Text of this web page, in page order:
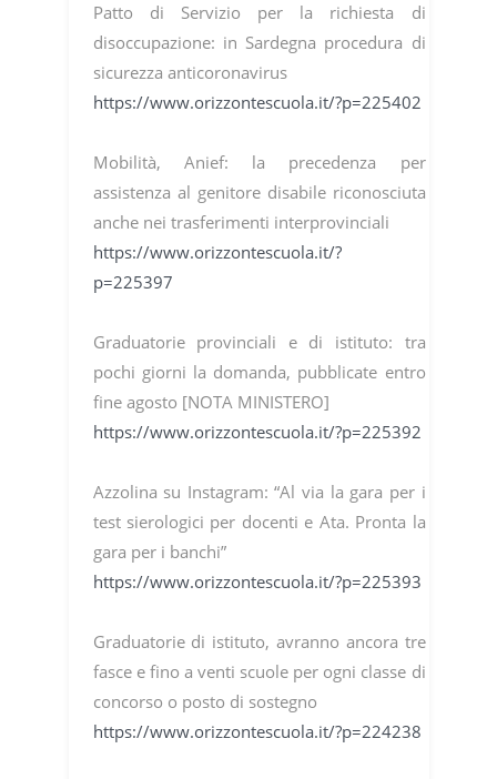
Patto di Servizio per la richiesta di
disoccupazione: in Sardegna procedura di
sicurezza anticoronavirus
https://www.orizzontescuola.it/?p=225402
Mobilità, Anief: la precedenza per
assistenza al genitore disabile riconosciuta
anche nei trasferimenti interprovinciali
https://www.orizzontescuola.it/?
p=225397
Graduatorie provinciali e di istituto: tra
pochi giorni la domanda, pubblicate entro
fine agosto [NOTA MINISTERO]
https://www.orizzontescuola.it/?p=225392
Azzolina su Instagram: “Al via la gara per i
test sierologici per docenti e Ata. Pronta la
gara per i banchi”
https://www.orizzontescuola.it/?p=225393
Graduatorie di istituto, avranno ancora tre
fasce e fino a venti scuole per ogni classe di
concorso o posto di sostegno
https://www.orizzontescuola.it/?p=224238